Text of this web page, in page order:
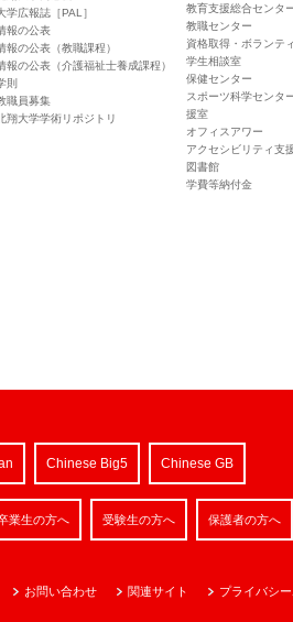
学広報誌［PAL］
報の公表
報の公表（教職課程）
報の公表（介護福祉士養成課程）
則
職員募集
翔大学学術リポジトリ
教育支援総合センタ
教職センター
資格取得・ボランテ
学生相談室
保健センター
スポーツ科学センタ
援室
オフィスアワー
アクセシビリティ支
図書館
学費等納付金
Chinese Big5 Chinese GB
業生の方へ 受験生の方へ 保護者の方へ
お問い合わせ 関連サイト プライバシ